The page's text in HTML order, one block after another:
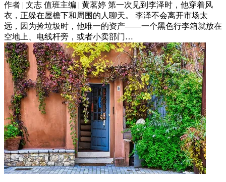
作者 | 文志 值班主编 | 黄茗婷 第一次见到李泽时，他穿着风
衣，正躲在屋檐下和周围的人聊天。 李泽不会离开市场太
远，因为捡垃圾时，他唯一的资产——一个黑色行李箱就放在
空地上、电线杆旁，或者小卖部门…